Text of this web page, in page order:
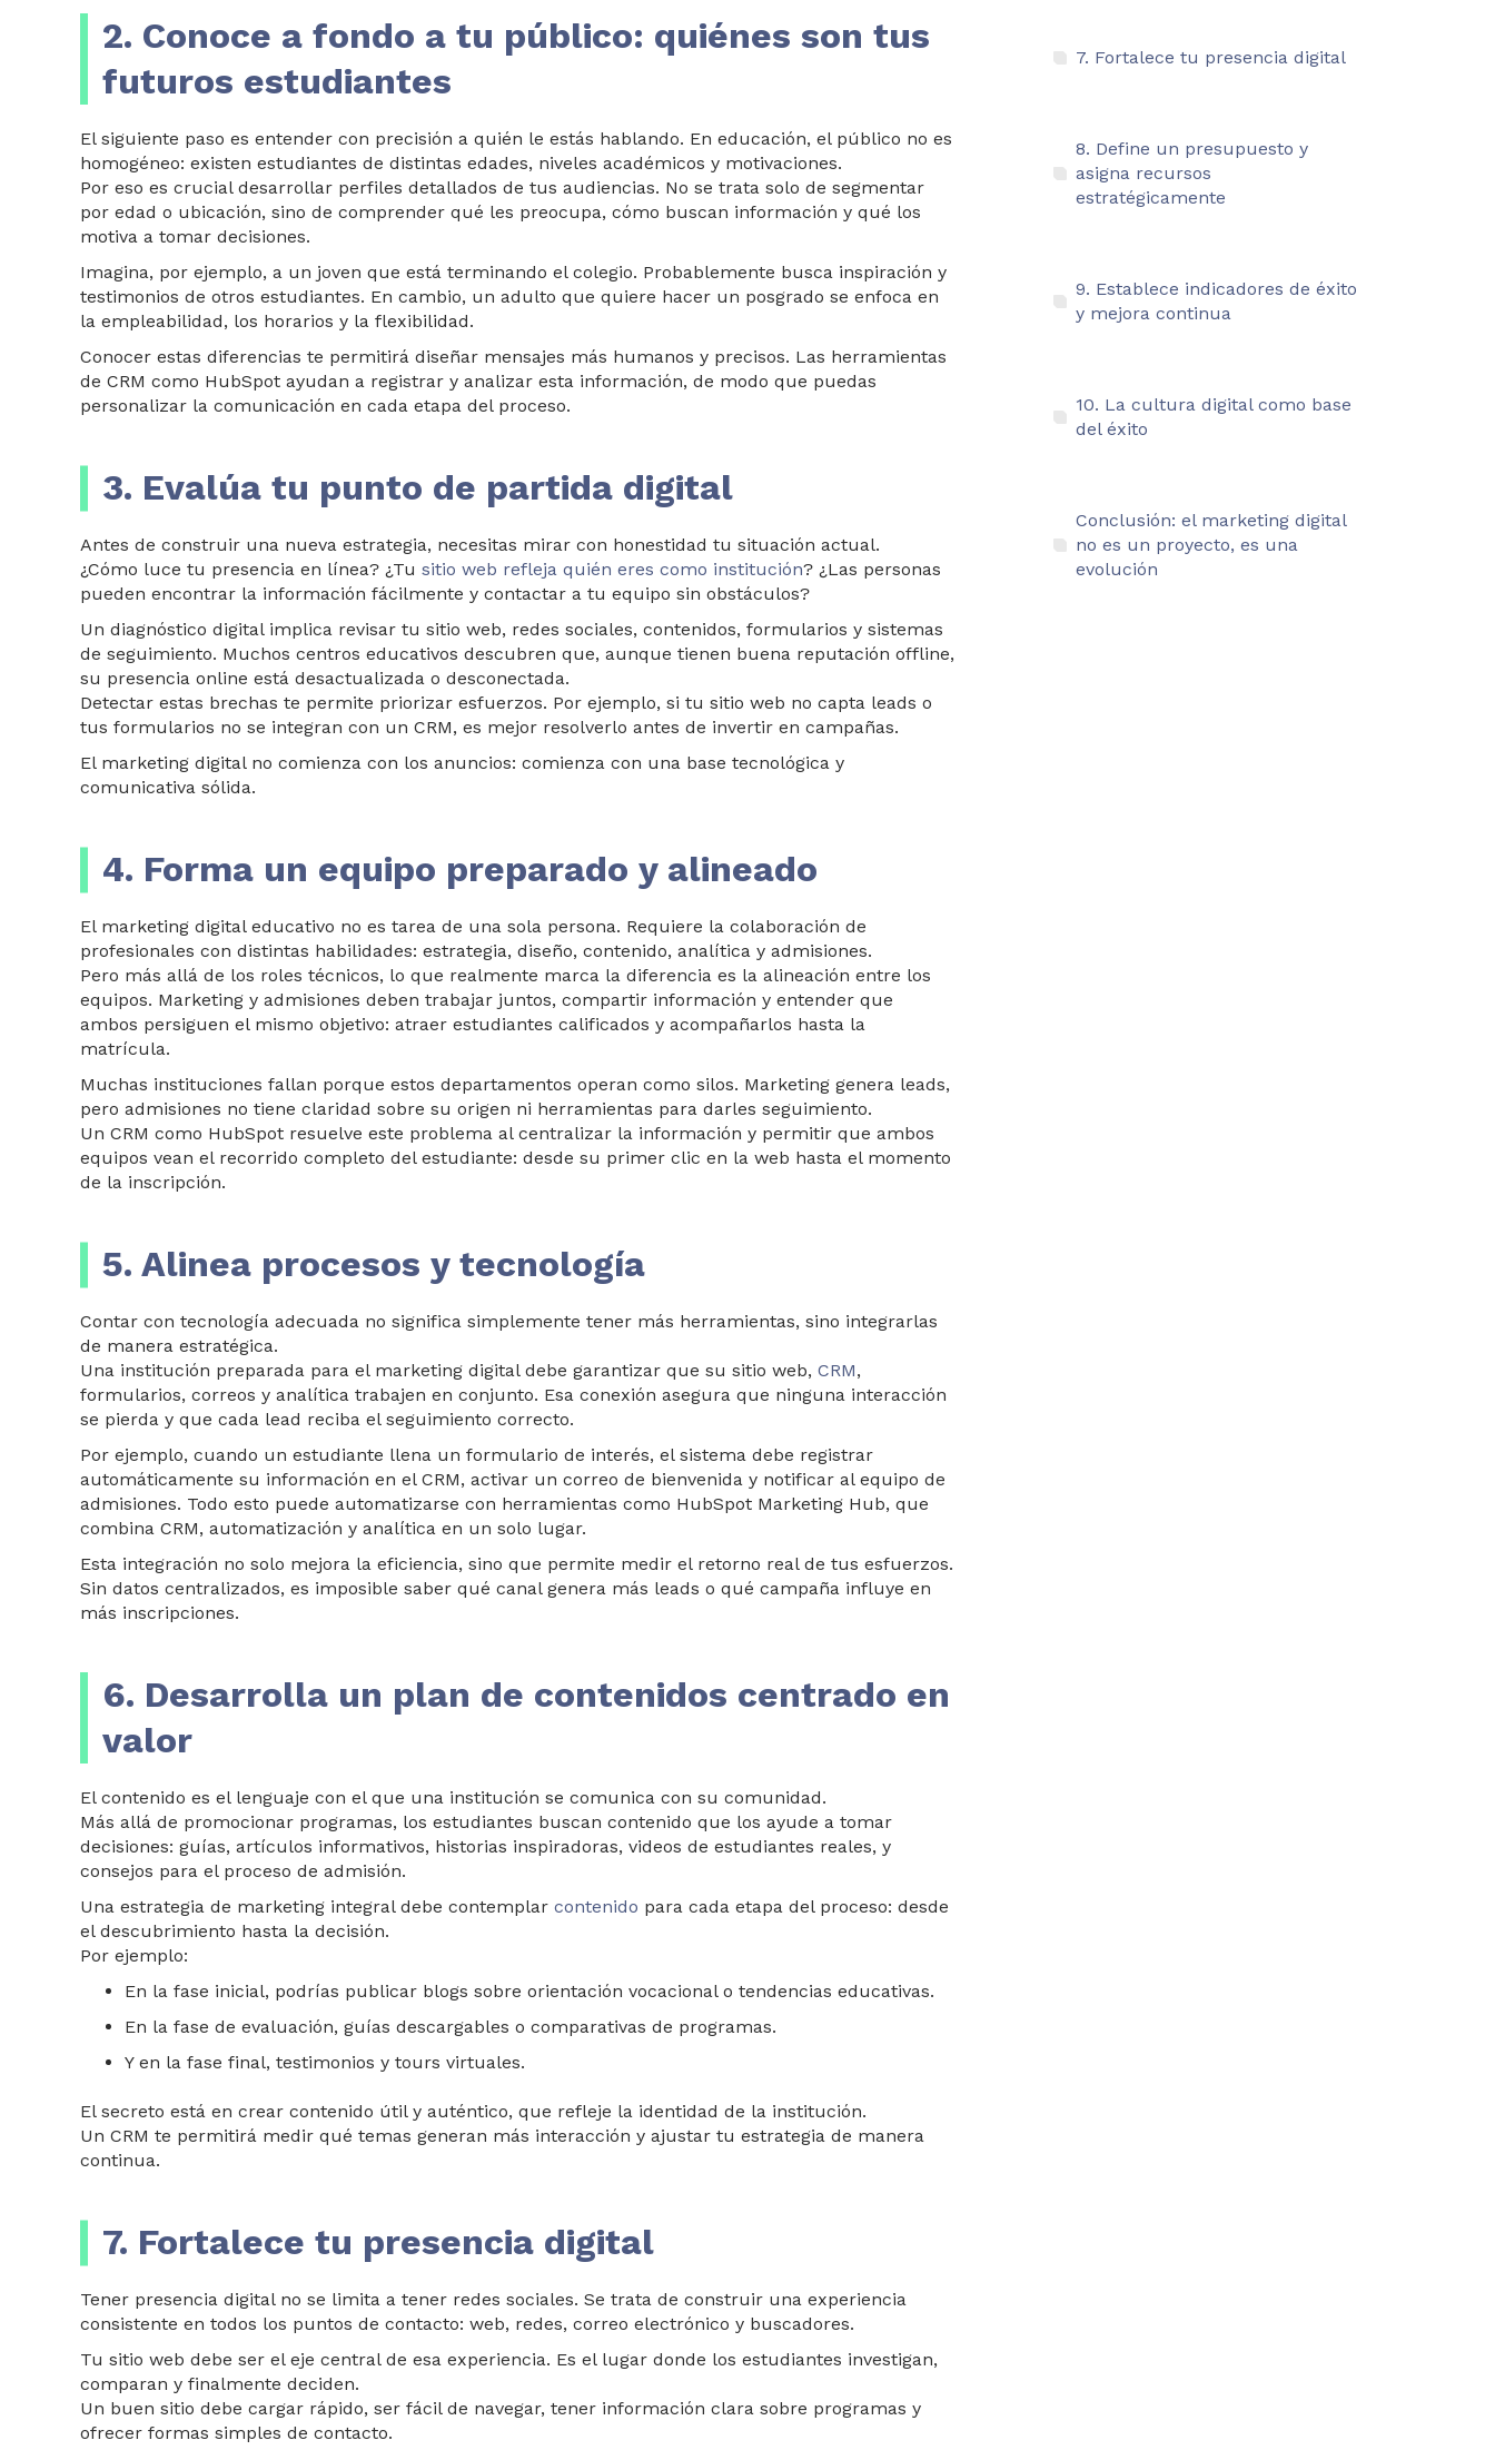
2. Conoce a fondo a tu público: quiénes son tus
futuros estudiantes
El siguiente paso es entender con precisión a quién le estás hablando. En educación, el público no es
homogéneo: existen estudiantes de distintas edades, niveles académicos y motivaciones.
Por eso es crucial desarrollar perfiles detallados de tus audiencias. No se trata solo de segmentar
por edad o ubicación, sino de comprender qué les preocupa, cómo buscan información y qué los
motiva a tomar decisiones.
Imagina, por ejemplo, a un joven que está terminando el colegio. Probablemente busca inspiración y
testimonios de otros estudiantes. En cambio, un adulto que quiere hacer un posgrado se enfoca en
la empleabilidad, los horarios y la flexibilidad.
Conocer estas diferencias te permitirá diseñar mensajes más humanos y precisos. Las herramientas
de CRM como HubSpot ayudan a registrar y analizar esta información, de modo que puedas
personalizar la comunicación en cada etapa del proceso.
3. Evalúa tu punto de partida digital
Antes de construir una nueva estrategia, necesitas mirar con honestidad tu situación actual.
¿Cómo luce tu presencia en línea? ¿Tu sitio web refleja quién eres como institución? ¿Las personas
pueden encontrar la información fácilmente y contactar a tu equipo sin obstáculos?
Un diagnóstico digital implica revisar tu sitio web, redes sociales, contenidos, formularios y sistemas
de seguimiento. Muchos centros educativos descubren que, aunque tienen buena reputación offline,
su presencia online está desactualizada o desconectada.
Detectar estas brechas te permite priorizar esfuerzos. Por ejemplo, si tu sitio web no capta leads o
tus formularios no se integran con un CRM, es mejor resolverlo antes de invertir en campañas.
El marketing digital no comienza con los anuncios: comienza con una base tecnológica y
comunicativa sólida.
4. Forma un equipo preparado y alineado
El marketing digital educativo no es tarea de una sola persona. Requiere la colaboración de
profesionales con distintas habilidades: estrategia, diseño, contenido, analítica y admisiones.
Pero más allá de los roles técnicos, lo que realmente marca la diferencia es la alineación entre los
equipos. Marketing y admisiones deben trabajar juntos, compartir información y entender que
ambos persiguen el mismo objetivo: atraer estudiantes calificados y acompañarlos hasta la
matrícula.
Muchas instituciones fallan porque estos departamentos operan como silos. Marketing genera leads,
pero admisiones no tiene claridad sobre su origen ni herramientas para darles seguimiento.
Un CRM como HubSpot resuelve este problema al centralizar la información y permitir que ambos
equipos vean el recorrido completo del estudiante: desde su primer clic en la web hasta el momento
de la inscripción.
5. Alinea procesos y tecnología
Contar con tecnología adecuada no significa simplemente tener más herramientas, sino integrarlas
de manera estratégica.
Una institución preparada para el marketing digital debe garantizar que su sitio web, CRM,
formularios, correos y analítica trabajen en conjunto. Esa conexión asegura que ninguna interacción
se pierda y que cada lead reciba el seguimiento correcto.
Por ejemplo, cuando un estudiante llena un formulario de interés, el sistema debe registrar
automáticamente su información en el CRM, activar un correo de bienvenida y notificar al equipo de
admisiones. Todo esto puede automatizarse con herramientas como HubSpot Marketing Hub, que
combina CRM, automatización y analítica en un solo lugar.
Esta integración no solo mejora la eficiencia, sino que permite medir el retorno real de tus esfuerzos.
Sin datos centralizados, es imposible saber qué canal genera más leads o qué campaña influye en
más inscripciones.
6. Desarrolla un plan de contenidos centrado en
valor
El contenido es el lenguaje con el que una institución se comunica con su comunidad.
Más allá de promocionar programas, los estudiantes buscan contenido que los ayude a tomar
decisiones: guías, artículos informativos, historias inspiradoras, videos de estudiantes reales, y
consejos para el proceso de admisión.
Una estrategia de marketing integral debe contemplar contenido para cada etapa del proceso: desde
el descubrimiento hasta la decisión.
Por ejemplo:
En la fase inicial, podrías publicar blogs sobre orientación vocacional o tendencias educativas.
En la fase de evaluación, guías descargables o comparativas de programas.
Y en la fase final, testimonios y tours virtuales.
El secreto está en crear contenido útil y auténtico, que refleje la identidad de la institución.
Un CRM te permitirá medir qué temas generan más interacción y ajustar tu estrategia de manera
continua.
7. Fortalece tu presencia digital
Tener presencia digital no se limita a tener redes sociales. Se trata de construir una experiencia
consistente en todos los puntos de contacto: web, redes, correo electrónico y buscadores.
Tu sitio web debe ser el eje central de esa experiencia. Es el lugar donde los estudiantes investigan,
comparan y finalmente deciden.
Un buen sitio debe cargar rápido, ser fácil de navegar, tener información clara sobre programas y
ofrecer formas simples de contacto.
7. Fortalece tu presencia digital
8. Define un presupuesto y
asigna recursos
estratégicamente
9. Establece indicadores de éxito
y mejora continua
10. La cultura digital como base
del éxito
Conclusión: el marketing digital
no es un proyecto, es una
evolución